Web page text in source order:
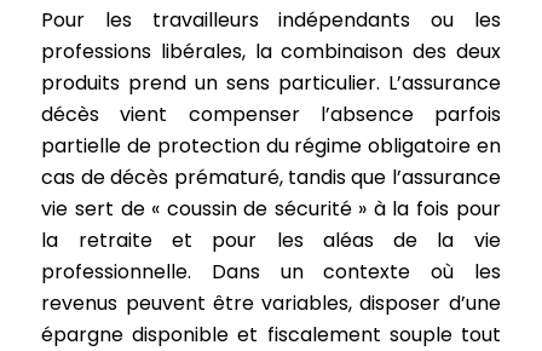
Pour les travailleurs indépendants ou les
professions libérales, la combinaison des deux
produits prend un sens particulier. L’assurance
décès vient compenser l’absence parfois
partielle de protection du régime obligatoire en
cas de décès prématuré, tandis que l’assurance
vie sert de « coussin de sécurité » à la fois pour
la retraite et pour les aléas de la vie
professionnelle. Dans un contexte où les
revenus peuvent être variables, disposer d’une
épargne disponible et fiscalement souple tout